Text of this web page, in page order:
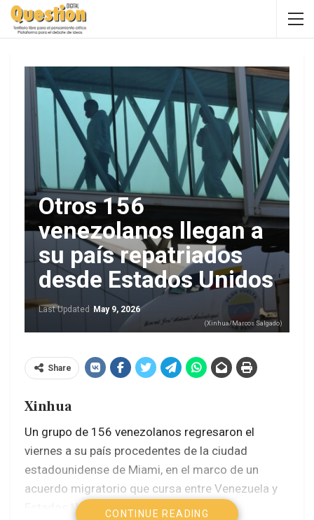
Otros 156
venezolanos llegan a
su país repatriados
desde Estados Unidos
Last Updated May 9, 2026
(Xinhua/Marcos Salgado)
Share
Xinhua
Un grupo de 156 venezolanos regresaron el
viernes a su país procedentes de la ciudad
estadounidense de Miami, en el marco de un
acuerdo migratorio que cursa entre Venezuela y
Estados Unidos desde inicios de 2025.
CONTINUE READING